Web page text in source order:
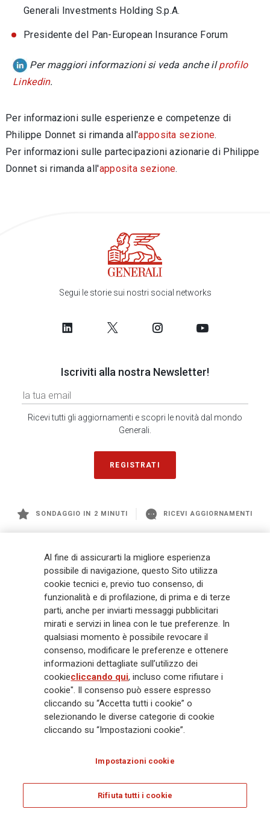
Generali Investments Holding S.p.A.
Presidente del Pan-European Insurance Forum
Per maggiori informazioni si veda anche ilprofilo
Linkedin.
Per informazioni sulle esperienze e competenze di
Philippe Donnet si rimanda all'apposita sezione.
Per informazioni sulle partecipazioni azionarie di Philippe
Donnet si rimanda all'apposita sezione.
Segui le storie sui nostri social networks
Iscriviti alla nostra Newsletter!
Ricevi tutti gli aggiornamenti e scopri le novità dal mondo
Generali.
REGISTRATI
SONDAGGIO IN 2 MINUTI RICEVI AGGIORNAMENTI
management a livello globale, con premi complessivi pari a € 98,1
miliardi e € 900 miliardi di AUM nel 2025. Fondato nel 1831, con oltre 88
mila dipendenti e 163 mila agenti che servono 75 milioni di clienti, il
Gruppo ha una posizione di leadership in Europa e una presenza
crescente in Asia e America. Al centro della strategia di Generali c'è il suo
impegno Lifetime Partner verso i clienti, realizzato attraverso soluzioni
innovative e personalizzate, un'esperienza cliente di prima classe e le sue
capacità di distribuzione globale digitalizzata. Il Gruppo ha
completamente integrato la sostenibilità in tutte le scelte strategiche, con
l'obiettivo di creare valore per tutti gli stakeholder mentre costruisce una
società più equa e resiliente.
Legal Info Cookie Policy Privacy & GDPR
Al fine di assicurarti la migliore esperienza
possibile di navigazione, questo Sito utilizza
cookie tecnici e, previo tuo consenso, di
funzionalità e di profilazione, di prima e di terze
parti, anche per inviarti messaggi pubblicitari
mirati e servizi in linea con le tue preferenze. In
qualsiasi momento è possibile revocare il
consenso, modificare le preferenze e ottenere
informazioni dettagliate sull’utilizzo dei
cookiecliccando qui, incluso come rifiutare i
cookie". Il consenso può essere espresso
cliccando su “Accetta tutti i cookie” o
selezionando le diverse categorie di cookie
cliccando su “Impostazioni cookie”.
Impostazioni cookie
Rifiuta tutti i cookie